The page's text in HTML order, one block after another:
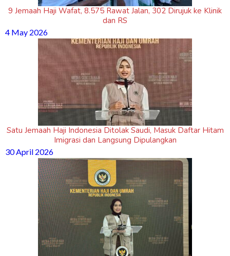
9 Jemaah Haji Wafat, 8.575 Rawat Jalan, 302 Dirujuk ke Klinik
dan RS
4 May 2026
Satu Jemaah Haji Indonesia Ditolak Saudi, Masuk Daftar Hitam
Imigrasi dan Langsung Dipulangkan
30 April 2026